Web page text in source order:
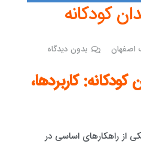
کودکانه
اصفهان بدون دیدگاه
کاربردها،
از راهکارهای اساسی در